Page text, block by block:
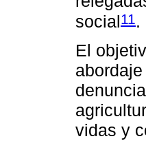
social11.
El
vidas y